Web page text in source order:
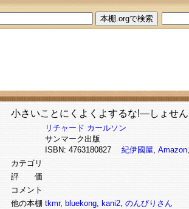
小さいことにくよくよするな!―しょせ
リチャード カールソン
サンマーク出版
ISBN: 4763180827 紀伊國屋, Amazon,
カテゴリ
評 価
コメント
他の本棚 tkmr, bluekong, kani2, のんびりさん